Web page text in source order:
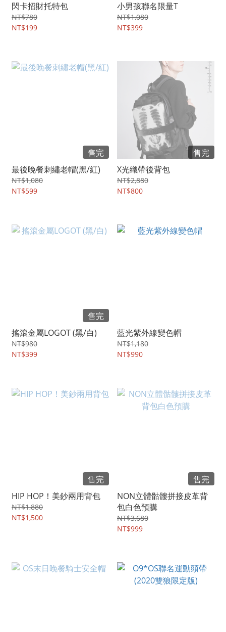
閃卡招財托特包
NT$780
NT$199
小男孩聯名限量T
NT$1,080
NT$399
售完
最後晚餐刺繡老帽(黑/紅)
NT$1,080
NT$599
售完
X光織帶後背包
NT$2,880
NT$800
售完
搖滾金屬LOGOT (黑/白)
NT$980
NT$399
藍光紫外線變色帽
NT$1,180
NT$990
售完
HIP HOP！美鈔兩用背包
NT$1,880
NT$1,500
售完
NON立體骷髏拼接皮革背
包白色預購
NT$3,680
NT$999